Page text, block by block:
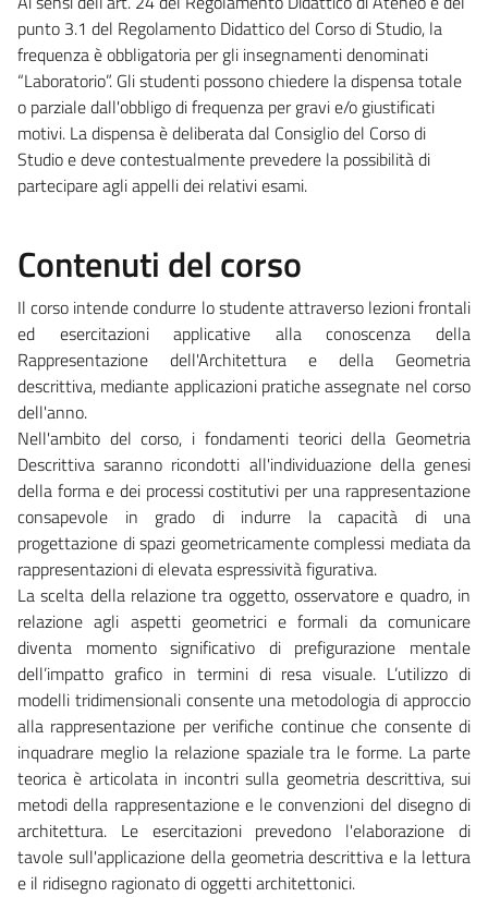
punto 3.1 del Regolamento Didattico del Corso di Studio, la
frequenza è obbligatoria per gli insegnamenti denominati
“Laboratorio”. Gli studenti possono chiedere la dispensa totale
o parziale dall'obbligo di frequenza per gravi e/o giustificati
motivi. La dispensa è deliberata dal Consiglio del Corso di
Studio e deve contestualmente prevedere la possibilità di
partecipare agli appelli dei relativi esami.
Contenuti del corso
Il corso intende condurre lo studente attraverso lezioni frontali
ed esercitazioni applicative alla conoscenza della
Rappresentazione dell'Architettura e della Geometria
descrittiva, mediante applicazioni pratiche assegnate nel corso
dell'anno.
Nell'ambito del corso, i fondamenti teorici della Geometria
Descrittiva saranno ricondotti all'individuazione della genesi
della forma e dei processi costitutivi per una rappresentazione
consapevole in grado di indurre la capacità di una
progettazione di spazi geometricamente complessi mediata da
rappresentazioni di elevata espressività figurativa.
La scelta della relazione tra oggetto, osservatore e quadro, in
relazione agli aspetti geometrici e formali da comunicare
diventa momento significativo di prefigurazione mentale
dell’impatto grafico in termini di resa visuale. L’utilizzo di
modelli tridimensionali consente una metodologia di approccio
alla rappresentazione per verifiche continue che consente di
inquadrare meglio la relazione spaziale tra le forme. La parte
teorica è articolata in incontri sulla geometria descrittiva, sui
metodi della rappresentazione e le convenzioni del disegno di
architettura. Le esercitazioni prevedono l'elaborazione di
tavole sull'applicazione della geometria descrittiva e la lettura
e il ridisegno ragionato di oggetti architettonici.